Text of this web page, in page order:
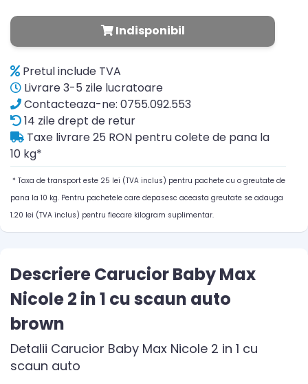
Indisponibil
Pretul include TVA
Livrare 3-5 zile lucratoare
Contacteaza-ne: 0755.092.553
14 zile drept de retur
Taxe livrare 25 RON pentru colete de pana la
10 kg*
* Taxa de transport este 25 lei (TVA inclus) pentru pachete cu o greutate de
pana la 10 kg. Pentru pachetele care depasesc aceasta greutate se adauga
1.20 lei (TVA inclus) pentru fiecare kilogram suplimentar.
Descriere Carucior Baby Max
Nicole 2 in 1 cu scaun auto
brown
Detalii Carucior Baby Max Nicole 2 in 1 cu
scaun auto